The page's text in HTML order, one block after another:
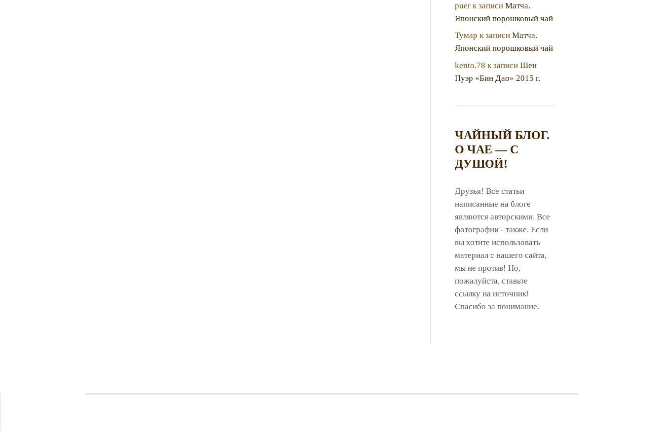
puerк записи Матча.
Японский порошковый чай
Тумар к записи Матча.
Японский порошковый чай
kento.78 к записи Шен
Пуэр «Бин Дао» 2015 г.
ЧАЙНЫЙ БЛОГ.
О ЧАЕ — С
ДУШОЙ!
Друзья! Все статьи
написанные на блоге
являются авторскими. Все
фотографии - также. Если
вы хотите использовать
материал с нашего сайта,
мы не против! Но,
пожалуйста, ставьте
ссылку на источник!
Спасибо за понимание.